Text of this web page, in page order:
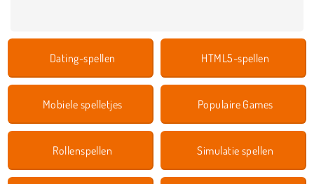
Dating-spellen HTML5-spellen
Mobiele spelletjes Populaire Games
Rollenspellen Simulatie spellen